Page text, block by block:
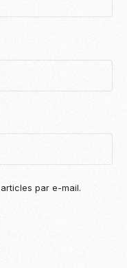
par e-mail.